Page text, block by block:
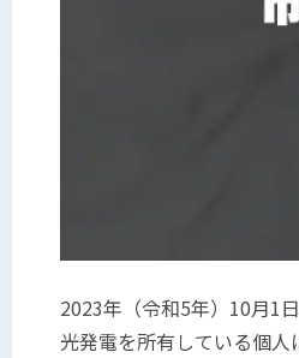
2023年（令和5年） 10月1
光発電を所有している個人